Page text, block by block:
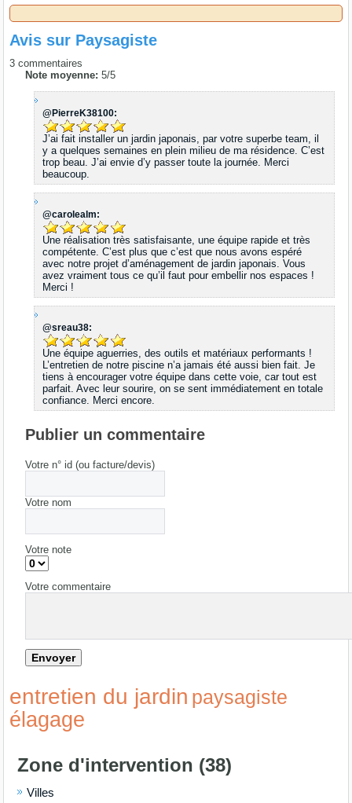
Avis sur Paysagiste
3 commentaires
Note moyenne:5/5
@PierreK38100:
J’ai fait installer un jardin japonais, par votre superbe team, il
y a quelques semaines en plein milieu de ma résidence. C’est
trop beau. J’ai envie d’y passer toute la journée. Merci
beaucoup.
@carolealm:
Une réalisation très satisfaisante, une équipe rapide et très
compétente. C’est plus que c’est que nous avons espéré
avec notre projet d’aménagement de jardin japonais. Vous
avez vraiment tous ce qu’il faut pour embellir nos espaces !
Merci !
@sreau38:
Une équipe aguerries, des outils et matériaux performants !
L’entretien de notre piscine n’a jamais été aussi bien fait. Je
tiens à encourager votre équipe dans cette voie, car tout est
parfait. Avec leur sourire, on se sent immédiatement en totale
confiance. Merci encore.
Publier un commentaire
Votre n° id (ou facture/devis)
Votre nom
Votre note
Votre commentaire
entretien du jardin paysagiste
élagage
Zone d'intervention (38)
Villes